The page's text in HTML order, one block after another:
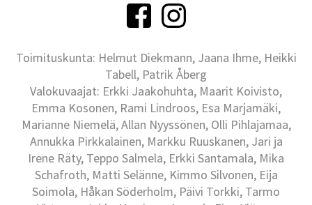
Toimituskunta: Helmut Diekmann, Jaana Ihme, Heikki
Tabell, Patrik Åberg
Valokuvaajat: Erkki Jaakohuhta, Maarit Koivisto,
Emma Kosonen, Rami Lindroos, Esa Marjamäki,
Marianne Niemelä, Allan Nyyssönen, Olli Pihlajamaa,
Annukka Pirkkalainen, Markku Ruuskanen, Jari ja
Irene Räty, Teppo Salmela, Erkki Santamala, Mika
Schafroth, Matti Selänne, Kimmo Silvonen, Eija
Soimola, Håkan Söderholm, Päivi Torkki, Tarmo